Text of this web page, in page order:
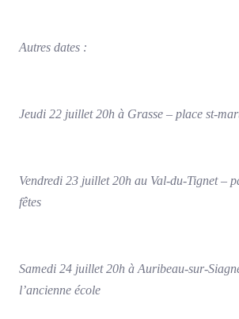
Autres dates :
Jeudi 22 juillet 20h à Grasse – place st-
Vendredi 23 juillet 20h au Val-du-Tignet –
fêtes
Samedi 24 juillet 20h à Auribeau-sur-
l’ancienne école